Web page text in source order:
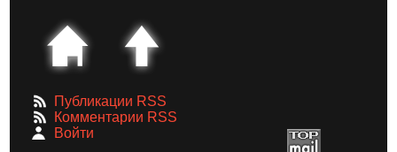
Публикации RSS
Комментарии RSS
Войти